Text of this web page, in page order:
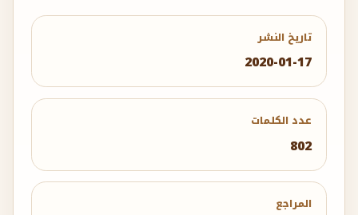
تاريخ النشر
2020-01-17
عدد الكلمات
802
المراجع